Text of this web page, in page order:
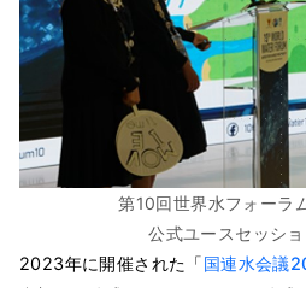
第10回世界水フォーラ
公式ユースセッシ
2023年に開催された「国連水会議